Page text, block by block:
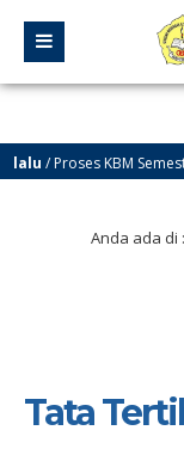
/ Proses KBM
/ Selamat Datang di
Anda ada di :
Tata